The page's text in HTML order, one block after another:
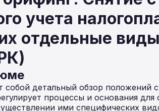
учета
отдельные
детальный обзор положений
процессы и основания для
ими специфических